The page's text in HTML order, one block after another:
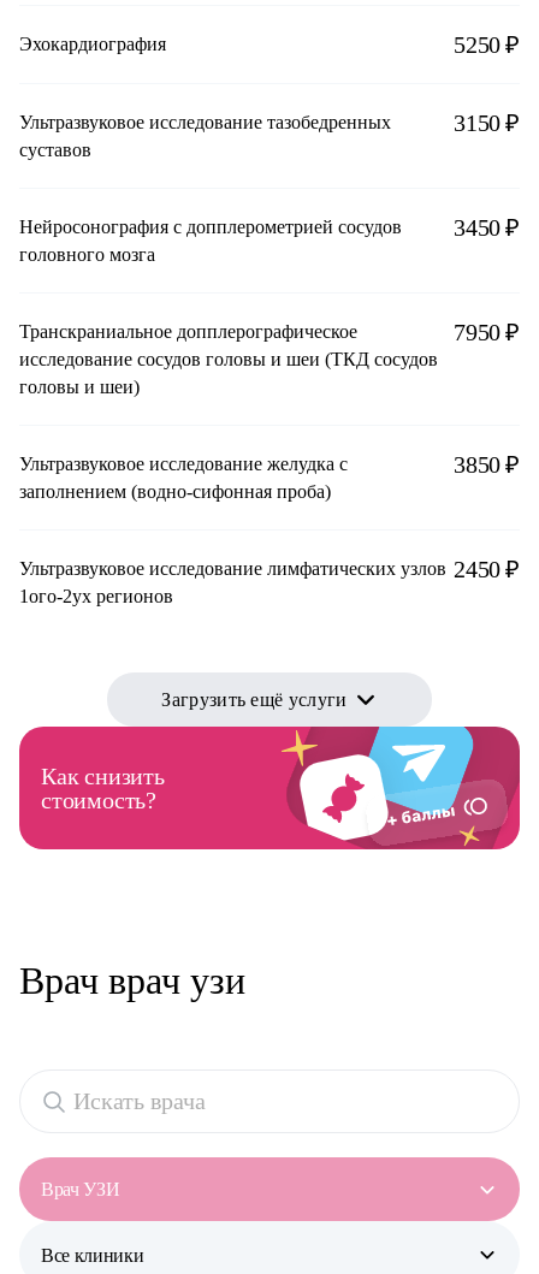
Эхокардиография 5250 ₽
Ультразвуковое исследование тазобедренных
суставов
3150 ₽
Нейросонография с допплерометрией сосудов
головного мозга
3450 ₽
Транскраниальное допплерографическое
исследование сосудов головы и шеи (ТКД сосудов
головы и шеи)
7950 ₽
Ультразвуковое исследование желудка с
заполнением (водно-сифонная проба)
3850 ₽
Ультразвуковое исследование лимфатических узлов
1ого-2ух регионов
2450 ₽
Загрузить ещё услуги
Как снизить
стоимость?
Врач врач узи
Врач УЗИ
Все специальности
Все клиники